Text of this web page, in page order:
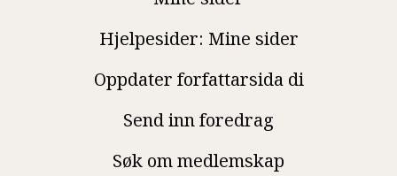
Hjelpesider: Mine sider
Oppdater forfattarsida di
Send inn foredrag
Søk om medlemskap